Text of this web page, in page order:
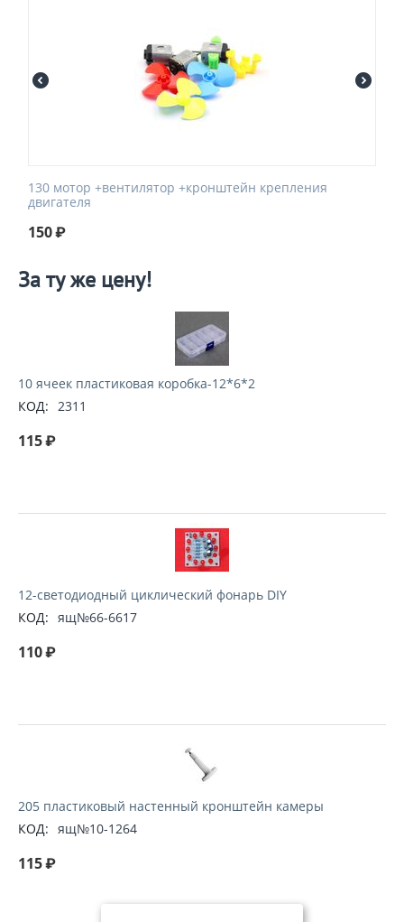
130 мотор +вентилятор +кронштейн крепления
двигателя
150₽
За ту же цену!
10 ячеек пластиковая коробка-12*6*2
КОД: 2311
115₽
12-светодиодный циклический фонарь DIY
КОД: ящ№66-6617
110₽
205 пластиковый настенный кронштейн камеры
КОД: ящ№10-1264
115₽